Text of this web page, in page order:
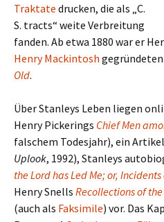
Traktate drucken, die als „C.
S. tracts“ weite Verbreitung
fanden. Ab etwa 1880 war er
Henry Mackintosh
Old.
Über Stanleys Leben liegen
Henry Pickerings Chief Men
falschem Todesjahr), ein
Uplook, 1992), Stanleys
the Lord has Led Me; or,
Henry Snells Recollections of
(auch als Faksimile) vor. Das